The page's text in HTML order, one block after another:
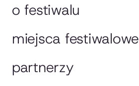
o festiwalu
miejsca festiwalowe
partnerzy